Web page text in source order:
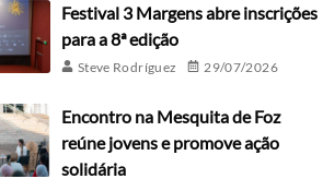
Festival 3 Margens abre inscrições
para a 8ª edição
Steve Rodríguez 29/07/2026
Encontro na Mesquita de Foz
reúne jovens e promove ação
solidária